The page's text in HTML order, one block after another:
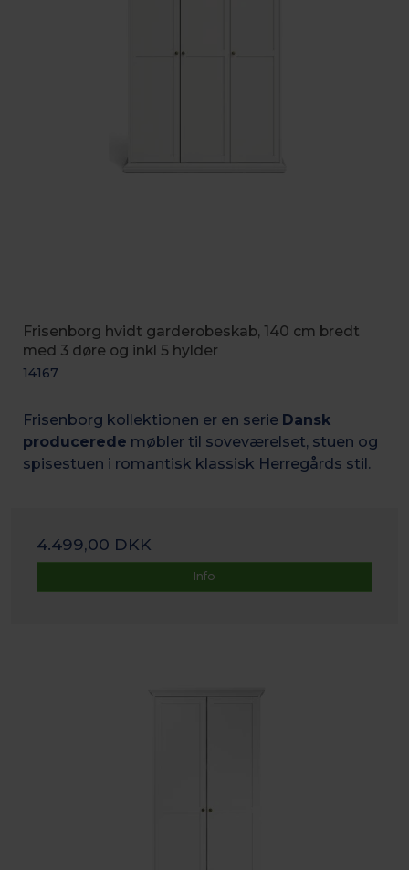
Frisenborg hvidt garderobeskab, 140 cm bredt
med 3 døre og inkl 5 hylder
14167
Frisenborg kollektionen er en serie Dansk
producerede møbler til soveværelset, stuen og
spisestuen i romantisk k lassisk Herregårds stil.
4.499,00 DKK
Info